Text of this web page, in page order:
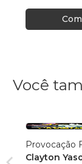
Você
Provocação
Clayton